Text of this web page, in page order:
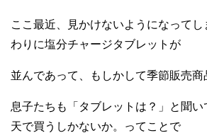
ここ最近、見かけないようになって
わりに塩分チャージタブレットが
並んであって、もしかして季節販売商
息子たちも「タブレットは？」と聞
天で買うしかないか。ってことで